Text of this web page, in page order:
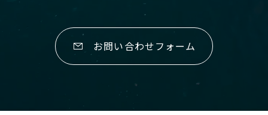
お問い合わせフォーム